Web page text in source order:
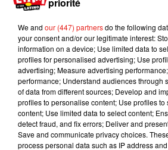
6 août 2026
Karol G dévoile la tracklist de son
nouvel album… avec des invités...
We and our (447) partnersdo the following
your consent and/or our legitimate interest:
information on a device; Use limited data to
profiles for personalised advertising; Use
advertising; Measure advertising
performance; Understand audiences through
of data from different sources; Develop and
profiles to personalise content; Use profiles
content; Use limited data to select content;
detect fraud, and fix errors; Deliver and
Save and communicate privacy choices.
process personal data such as IP address